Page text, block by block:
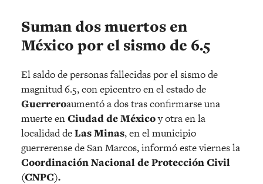
Suman dos muertos en
México por el sismo de 6.5
El saldo de personas fallecidas por el sismo de
magnitud 6.5, con epicentro en el estado de
Guerreroaumentó a dos tras confirmarse una
muerte enCiudad de Méxicoy otra en la
localidad deLas Minas, en el municipio
guerrerense de San Marcos, informó este viernes la
Coordinación Nacional de Protección Civil
(CNPC).